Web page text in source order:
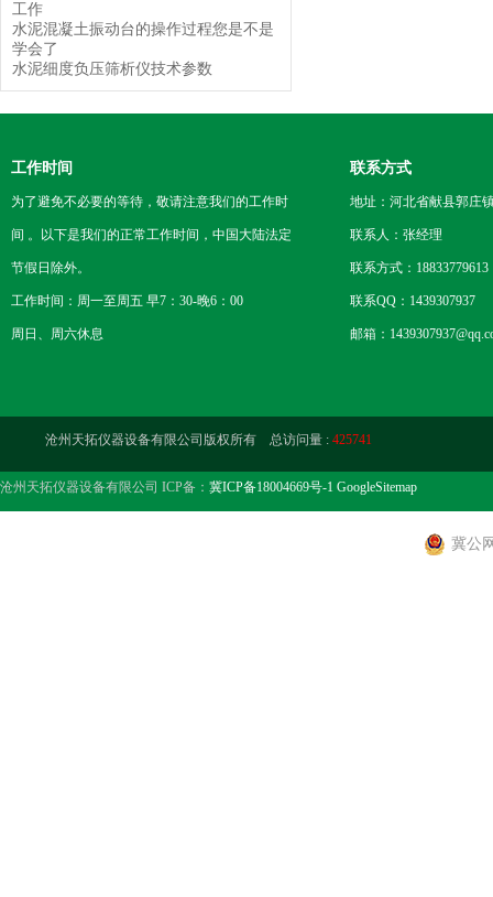
工作
水泥混凝土振动台的操作过程您是不是
学会了
水泥细度负压筛析仪技术参数
工作时间
为了避免不必要的等待，敬请注意我们的工作时
间 。以下是我们的正常工作时间，中国大陆法定
节假日除外。
工作时间：周一至周五 早7：30-晚6：00
周日、周六休息
联系方式
地址：河北省献县郭庄
联系人：张经理
联系方式：18833779613
联系QQ：1439307937
邮箱：
沧州天拓仪器设备有限公司版权所有 总访问量 : 425741
沧州天拓仪器设备有限公司 ICP备： 冀ICP备18004669号-1 GoogleSitemap
冀公